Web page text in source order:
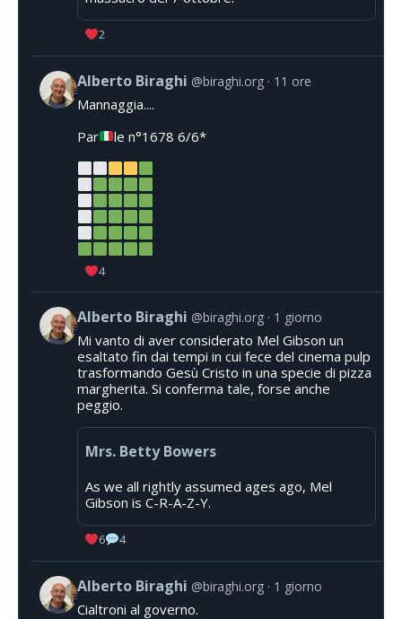
2
Alberto Biraghi @biraghi.org 11 ore
Mannaggia....
Par
le n°1678 6/6*
4
Alberto Biraghi @biraghi.org 1 giorno
Mi vanto di aver considerato Mel Gibson un
esaltato fin dai tempi in cui fece del cinema pulp
trasformando Gesù Cristo in una specie di pizza
margherita. Si conferma tale, forse anche
peggio.
Mrs. Betty Bowers
As we all rightly assumed ages ago, Mel
Gibson is C-R-A-Z-Y.
6 4
Alberto Biraghi @biraghi.org 1 giorno
Cialtroni al governo.